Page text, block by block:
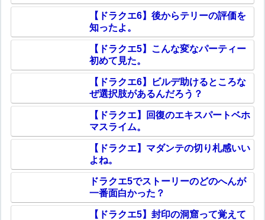
【ドラクエ6】後からテリーの評価を
知ったよ。
【ドラクエ5】こんな変なパーティー
初めて見た。
【ドラクエ6】ビルデ助けるところな
ぜ選択肢があるんだろう？
【ドラクエ】回復のエキスパートベホ
マスライム。
【ドラクエ】マダンテの切り札感いい
よね。
ドラクエ5でストーリーのどのへんが
一番面白かった？
【ドラクエ5】封印の洞窟って覚えて